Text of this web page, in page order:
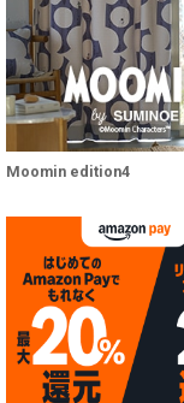
Moomin edition4